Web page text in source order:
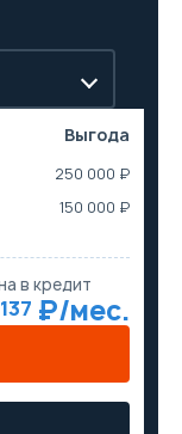
Выгода
250 000 ₽
150 000 ₽
в кредит